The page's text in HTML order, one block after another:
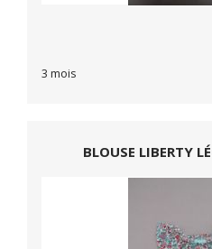
3 mois
BLOUSE LIBERTY